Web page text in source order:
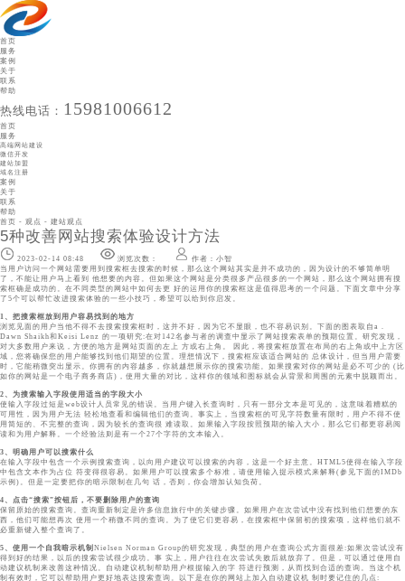
首页
服务
案例
关于
联系
帮助
热线电话： 15981006612
首页
服务
高端网站建设
微信开发
建站加盟
域名注册
案例
关于
联系
帮助
高端网站建设
微信开发
建站加盟
域名注册
高端网站建设
完善网站设计项目，不仅是打造视觉新体验，更在于创造用户体验和注重细节品质、打造行业标杆品牌形象，庞
智科技集策划、创意、产品设计、网络技术、传播推广于一体，提供线上线下融合服务解决方案，通过行业分析
和市场调研为网站进行互联网品牌定位，让您的品牌网站更有意义。
首页 - 观点 - 建站观点
5种改善网站搜索体验设计方法
2023-02-14 08:48 浏览次数：
作者：小智
当用户访问一个网站需要用到搜索框去搜索的时候，那么这个网站其实是并不成功的，因为设计的不够简单明
了，不能让用户马上看到 他想要的内容。但如果这个网站是分类很多产品很多的一个网站，那么这个网站拥有搜
索框确是成功的。在不同类型的网站中如何去更 好的运用你的搜索框这是值得思考的一个问题。下面文章中分享
了5个可以帮忙改进搜索体验的一些小技巧，希望可以给到你启发。
1、把搜索框放到用户容易找到的地方
浏览见面的用户当他不得不去搜索搜索框时，这并不好，因为它不显眼，也不容易识别。下面的图表取自a .
Dawn Shaikh和Keisi Lenz 的一项研究:在对142名参与者的调查中显示了网站搜索表单的预期位置。研究发现，
对大多数用户来说，方便的地方是网站页面的左上 方或右上角。 因此，将搜索框放置在布局的右上角或中上方区
域，您将确保您的用户能够找到他们期望的位置。理想情况下，搜索框应该适合网站的 总体设计，但当用户需要
时，它能稍微突出显示。你拥有的内容越多，你就越想展示你的搜索功能。如果搜索对你的网站是必不可少的 (比
如你的网站是一个电子商务商店)，使用大量的对比，这样你的领域和图标就会从背景和周围的元素中脱颖而出。
2、为搜索输入字段使用适当的字段大小
使输入字段过短是web设计人员常见的错误。当用户键入长查询时，只有一部分文本是可见的，这意味着糟糕的
可用性，因为用户无法 轻松地查看和编辑他们的查询。事实上，当搜索框的可见字符数量有限时，用户不得不使
用简短的、不完整的查询，因为较长的查询很 难读取。如果输入字段按照预期的输入大小，那么它们都更容易阅
读和为用户解释。一个经验法则是有一个27个字符的文本输入。
3、明确用户可以搜索什么
在输入字段中包含一个示例搜索查询，以向用户建议可以搜索的内容，这是一个好主意。HTML5使得在输入字段
中包含文本作为占位 符变得很容易。如果用户可以搜索多个标准，请使用输入提示模式来解释(参见下面的IMDb
示例)。但是一定要把你的暗示限制在几句 话，否则，你会增加认知负荷。
4、点击“搜索”按钮后，不要删除用户的查询
保留原始的搜索查询。查询重新制定是许多信息旅行中的关键步骤。如果用户在次尝试中没有找到他们想要的东
西，他们可能想再次 使用一个稍微不同的查询。为了使它们更容易，在搜索框中保留初的搜索项，这样他们就不
必重新键入整个查询了。
5、使用一个自我暗示机制 Nielsen Norman Group的研究发现，典型的用户在查询公式方面很差:如果次尝试没有
得到好的结果，以后的搜索尝试很少成功。事 实上，用户往往在次尝试失败后就放弃了。但是，可以通过使用自
动建议机制来改善这种情况。自动建议机制帮助用户根据输入的字 符进行预测，从而找到合适的查询。当这个机
制有效时，它可以帮助用户更好地表达搜索查询。以下是在你的网站上加入自动建议机 制时要记住的几点: